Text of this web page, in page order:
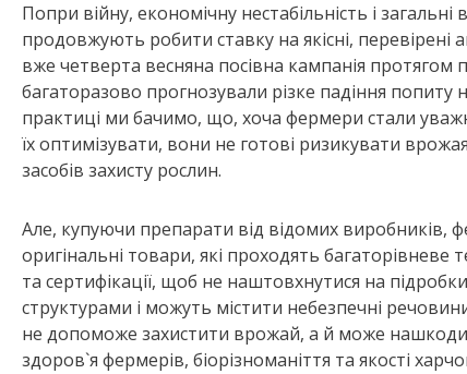
Попри війну, економічну нестабільність і
продовжують робити ставку на якісні,
вже четверта весняна посівна кампанія протягом
багаторазово прогнозували різке падіння попиту
практиці ми бачимо, що, хоча фермери стали
їх оптимізувати, вони не готові ризикувати
засобів захисту рослин.
Але, купуючи препарати від відомих
оригінальні товари, які проходять
та сертифікації, щоб не наштовхнутися на
структурами і можуть містити небезпечні
не допоможе захистити врожай, а й може
здоров`я фермерів, біорізноманіття та якості